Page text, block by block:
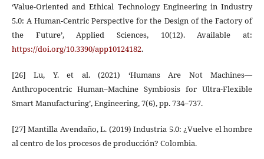
‘Value-Oriented and Ethical Technology Engineering in Industry
5.0: A Human-Centric Perspective for the Design of the Factory of
the Future’, Applied Sciences, 10(12). Available at:
https://doi.org/10.3390/app10124182.
[26] Lu, Y. et al. (2021) ‘Humans Are Not Machines—
Anthropocentric Human–Machine Symbiosis for Ultra-Flexible
Smart Manufacturing’, Engineering, 7(6), pp. 734–737.
[27] Mantilla Avendaño, L. (2019) Industria 5.0: ¿Vuelve el hombre
al centro de los procesos de producción? Colombia.